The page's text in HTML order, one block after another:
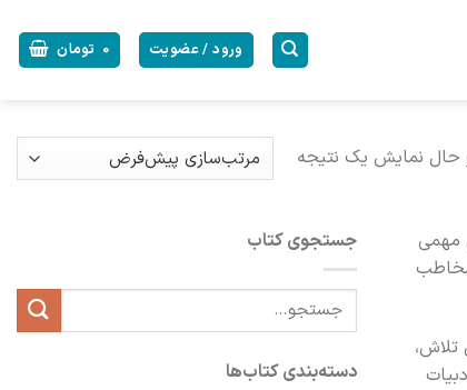
ورود / عضویت 0 تومان
حال نمایش یک نتیجه
مهمی
مخاطب
تلاش،
جستجوی کتاب
جستجو
برای:
دسته‌بندی کتاب‌ها